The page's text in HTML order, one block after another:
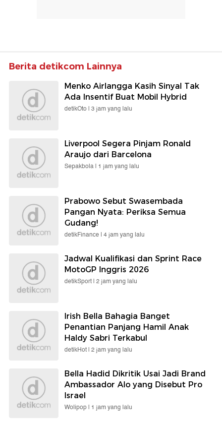
Berita detikcom Lainnya
Menko Airlangga Kasih Sinyal Tak
Ada Insentif Buat Mobil Hybrid
detikOto | 3 jam yang lalu
Liverpool Segera Pinjam Ronald
Araujo dari Barcelona
Sepakbola | 1 jam yang lalu
Prabowo Sebut Swasembada
Pangan Nyata: Periksa Semua
Gudang!
detikFinance | 4 jam yang lalu
Jadwal Kualifikasi dan Sprint Race
MotoGP Inggris 2026
detikSport | 2 jam yang lalu
Irish Bella Bahagia Banget
Penantian Panjang Hamil Anak
Haldy Sabri Terkabul
detikHot | 2 jam yang lalu
Bella Hadid Dikritik Usai Jadi Brand
Ambassador Alo yang Disebut Pro
Israel
Wolipop | 1 jam yang lalu